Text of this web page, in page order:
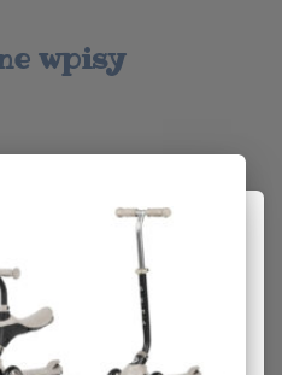
wpisy